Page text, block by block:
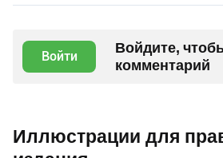
Войти
Войдите,
комментарий
Иллюстрации для